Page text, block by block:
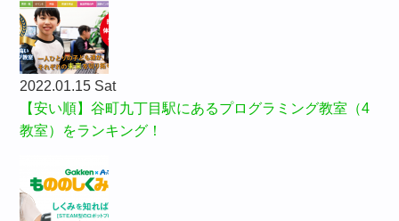
2022.01.15 Sat
【安い順】谷町九丁目駅にあるプログラミング教室（4
教室）をランキング！